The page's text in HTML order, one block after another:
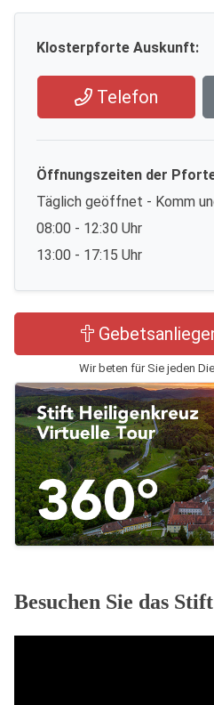
Klosterpforte Auskunft:
Telefon
Öffnungszeiten der
Täglich geöffnet - Komm
08:00 - 12:30 Uhr
13:00 - 17:15 Uhr
Wir beten für Sie jeden
Besuchen Sie das